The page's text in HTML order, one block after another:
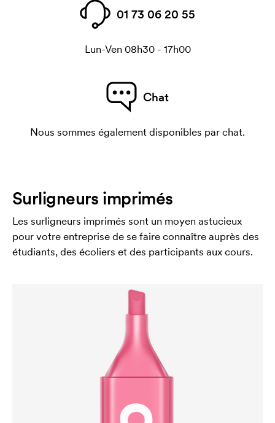
01 73 06 20 55
Lun-Ven 08h30 - 17h00
Chat
Nous sommes également disponibles par chat.
Surligneurs imprimés
Les surligneurs imprimés sont un moyen astucieux
pour votre entreprise de se faire connaître auprès des
étudiants, des écoliers et des participants aux cours.